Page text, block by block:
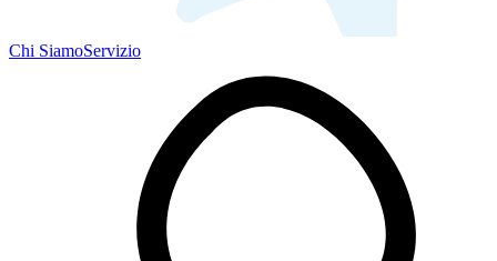
Chi SiamoServizio